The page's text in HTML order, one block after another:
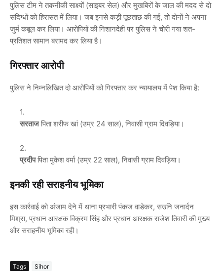
पुलिस टीम ने तकनीकी साक्ष्यों (साइबर सेल) और मुखबिरों के जाल की मदद से दो
संदिग्धों को हिरासत में लिया। जब इनसे कड़ी पूछताछ की गई, तो दोनों ने अपना
जुर्म कबूल कर लिया। आरोपियों की निशानदेही पर पुलिस ने चोरी गया शत-
प्रतिशत सामान बरामद कर लिया है।
गिरफ्तार आरोपी
पुलिस ने निम्नलिखित दो आरोपियों को गिरफ्तार कर न्यायालय में पेश किया है:
सरताजपिता शरीफ खां (उम्र 24 साल), निवासी ग्राम दिवड़िया।
प्रदीपपिता मुकेश वर्मा (उम्र 22 साल), निवासी ग्राम दिवड़िया।
इनकी रही सराहनीय भूमिका
इस कार्रवाई को अंजाम देने में थाना प्रभारीपंकज वाडेकर, सउनि जनार्दन
मिश्रा, प्रधान आरक्षक विक्रम सिंह और प्रधान आरक्षक राजेश तिवारी की मुख्य
और सराहनीय भूमिका रही।
Tags Sihor